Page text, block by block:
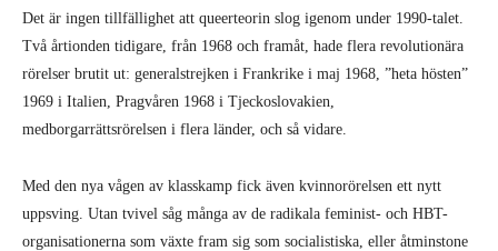
Det är ingen tillfällighet att queerteorin slog igenom under 1990-talet.
Två årtionden tidigare, från 1968 och framåt, hade flera revolutionära
rörelser brutit ut: generalstrejken i Frankrike i maj 1968, ”heta hösten”
1969 i Italien, Pragvåren 1968 i Tjeckoslovakien,
medborgarrättsrörelsen i flera länder, och så vidare.
Med den nya vågen av klasskamp fick även kvinnorörelsen ett nytt
uppsving. Utan tvivel såg många av de radikala feminist- och HBT-
organisationerna som växte fram sig som socialistiska, eller åtminstone